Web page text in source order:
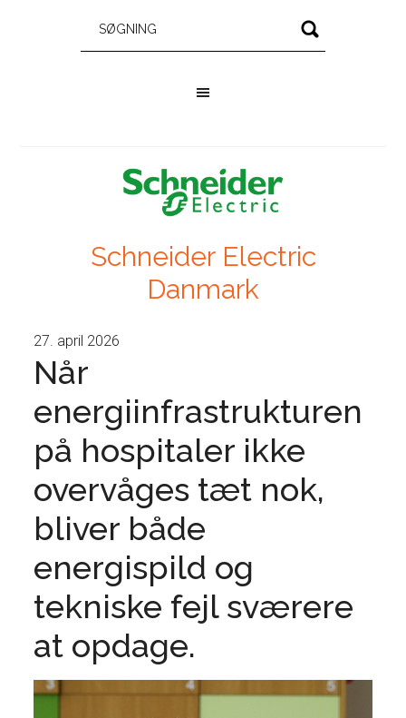
Schneider Electric
Danmark
27. april 2026
Når
energiinfrastrukturen
på hospitaler ikke
overvåges tæt nok,
bliver både
energispild og
tekniske fejl sværere
at opdage.